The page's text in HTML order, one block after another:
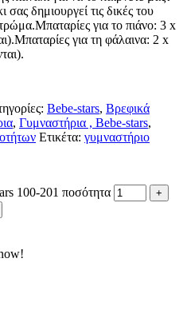
σας δημιουργεί τις δικές του
για το πιάνο: 3 x
για τη φάλαινα: 2 x
Bebe-stars, Βρεφικά
, Γυμναστήρια , Bebe-stars,
Ετικέτα: γυμναστήριο
100-201 ποσότητα